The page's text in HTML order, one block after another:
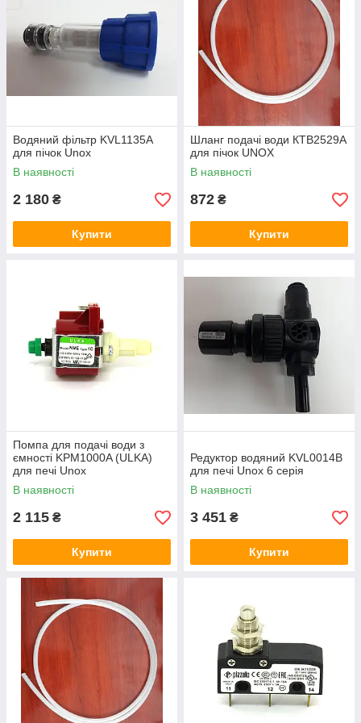
Водяний фільтр KVL1135A
для пічок Unox
В наявності
2 180 ₴
Купити
Шланг подачі води КТВ2529А
для пічок UNOX
В наявності
872 ₴
Купити
Помпа для подачі води з
ємності KPM1000A (ULKA)
для печі Unox
В наявності
2 115 ₴
Купити
Редуктор водяний KVL0014В
для печі Unox 6 серія
В наявності
3 451 ₴
Купити